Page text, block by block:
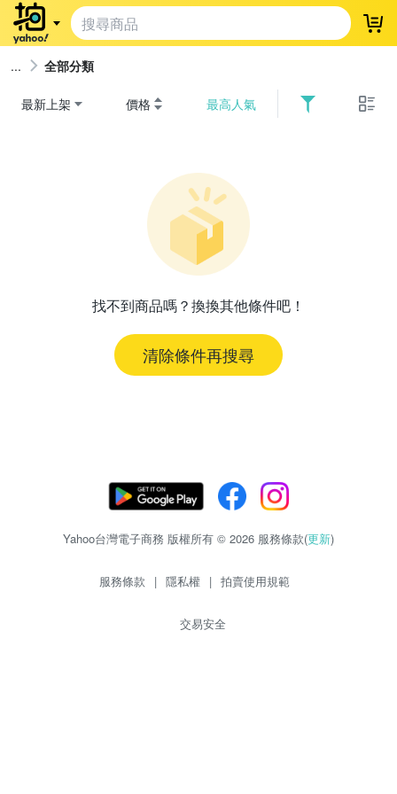
登
全部分類
最新上架 價格 最高人氣
找不到商品嗎？換換其他條件吧！
清除條件再搜尋
Yahoo台灣電子商務 版權所有 © 2026 服務條款(更新)
服務條款 | 隱私權 | 拍賣使用規範
交易安全